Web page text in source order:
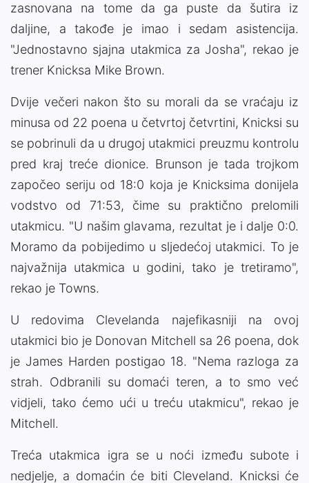
zasnovana na tome da ga puste da šutira iz
daljine, a takođe je imao i sedam asistencija.
"Jednostavno sjajna utakmica za Josha", rekao je
trener Knicksa Mike Brown.
Dvije večeri nakon što su morali da se vraćaju iz
minusa od 22 poena u četvrtoj četvrtini, Knicksi su
se pobrinuli da u drugoj utakmici preuzmu kontrolu
pred kraj treće dionice. Brunson je tada trojkom
započeo seriju od 18:0 koja je Knicksima donijela
vodstvo od 71:53, čime su praktično prelomili
utakmicu. "U našim glavama, rezultat je i dalje 0:0.
Moramo da pobijedimo u sljedećoj utakmici. To je
najvažnija utakmica u godini, tako je tretiramo",
rekao je Towns.
U redovima Clevelanda najefikasniji na ovoj
utakmici bio je Donovan Mitchell sa 26 poena, dok
je James Harden postigao 18. "Nema razloga za
strah. Odbranili su domaći teren, a to smo već
vidjeli, tako ćemo ući u treću utakmicu", rekao je
Mitchell.
Treća utakmica igra se u noći između subote i
nedjelje, a domaćin će biti Cleveland. Knicksi će